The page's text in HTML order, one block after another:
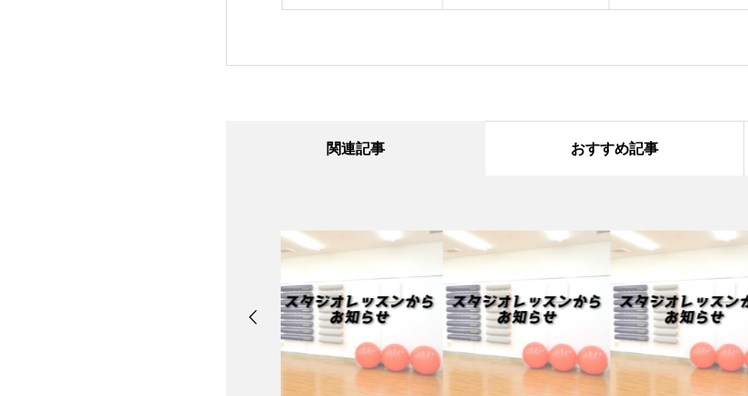
関連記事 おすすめ記事